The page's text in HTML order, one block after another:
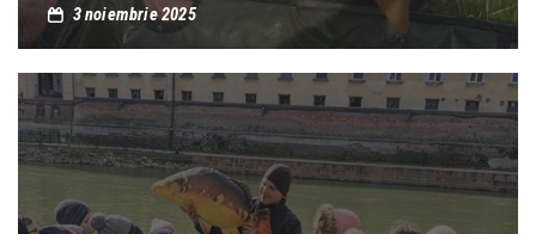
3 noiembrie 2025